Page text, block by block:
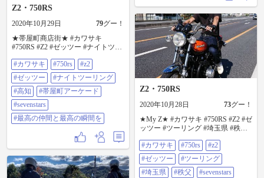
Z2・750RS
2020年10月29日 79グー！
★帯屋町商店街★ #カワサキ
#750RS #Z2 #ゼッツー #ナイトツー
#SEVENSTARS #最高の仲間と最高
の瞬間を
#カワサキ #750rs
#z2
#ゼッツー
#ナイトツーリング
#高知
#帯屋町アーケード
#sevenstars
#最高の仲間と最高の瞬間を
Z2・750RS
2020年10月28日 73グー！
★My Z★ #カワサキ #750RS #Z2 #ゼ
ッツー #ツーリング #埼玉県 #秩父
間を
#カワサキ #750rs
#z2
#ゼッツー
#ツーリング
#埼玉県
#秩父
#sevenstars